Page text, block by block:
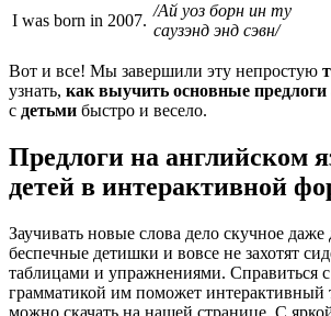
I was born in 2007.
/Ай уоз борн ин ту
саузэнд энд сэвн/
Вот и все! Мы завершили эту непростую
узнать, как выучить основные
с детьми быстро и весело.
Предлоги на английском
детей в интерактивной
Заучивать новые слова дело скучное
беспечные детишки и вовсе не захотят
таблицами и упражнениями. Справиться с
грамматикой им поможет интерактивный
можно скачать на нашей странице. С